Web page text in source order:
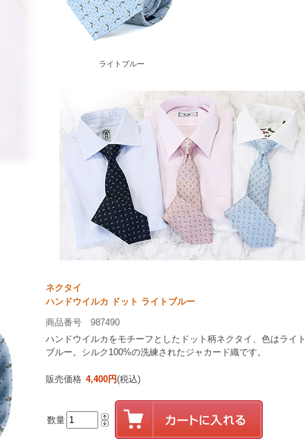
ライトブルー
ネクタイ
ハンドウイルカ ドット ライトブルー
商品番号 987490
ハンドウイルカをモチーフとしたドット柄ネクタイ、色はライト
ブルー。シルク100%の洗練されたジャカード織です。
販売価格 4,400円(税込)
数量